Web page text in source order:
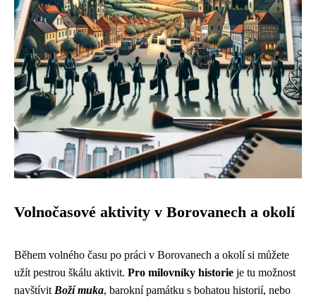
Volnočasové aktivity v Borovanech a okolí
Během volného času po práci v Borovanech a okolí si můžete
užít pestrou škálu aktivit. Pro milovníky historie je tu možnost
navštívit Boží muka, barokní památku s bohatou historií, nebo